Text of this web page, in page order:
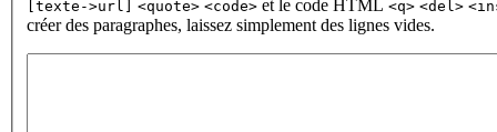
[texte->url]
<quote> <code> et le code HTML <q> <del>
créer des paragraphes, laissez simplement des lignes vides.